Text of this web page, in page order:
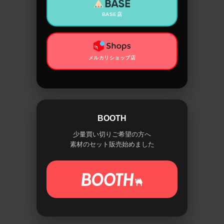
BASE店
メルカリショップ店
BOOTH
少量買い切りご希望の方へ
素材のセット販売始めました